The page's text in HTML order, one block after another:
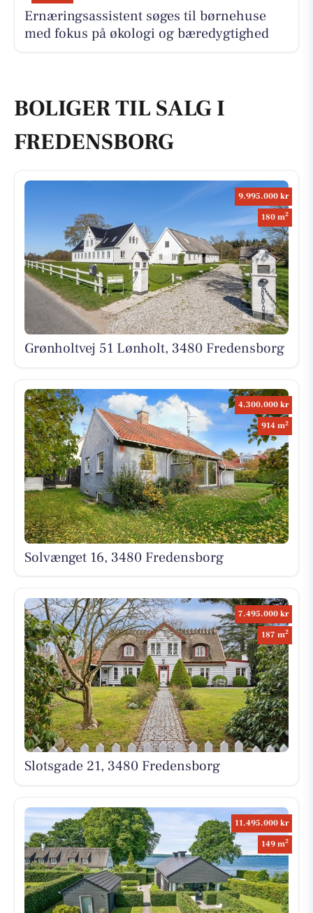
Ernæringsassistent søges til børnehuse
med fokus på økologi og bæredygtighed
BOLIGER TIL SALG I
FREDENSBORG
9.995.000 kr
180 m2
Grønholtvej 51 Lønholt, 3480 Fredensborg
4.300.000 kr
914 m2
Solvænget 16, 3480 Fredensborg
7.495.000 kr
187 m2
Slotsgade 21, 3480 Fredensborg
11.495.000 kr
149 m2